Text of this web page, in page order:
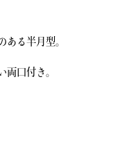
ある半月型。
両口付き。